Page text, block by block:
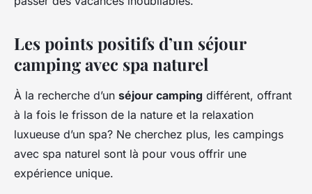
Les points positifs d’un séjour
camping avec spa naturel
À la recherche d’un séjour camping différent, offrant
à la fois le frisson de la nature et la relaxation
luxueuse d’un spa? Ne cherchez plus, les campings
avec spa naturel sont là pour vous offrir une
expérience unique.